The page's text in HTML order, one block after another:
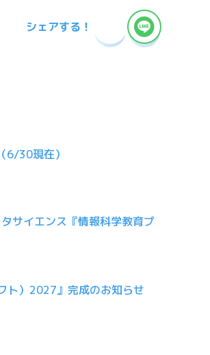
シェアする！
6/30現在）
サイエンス『情報科学教育プ
ト）2027』完成のお知らせ